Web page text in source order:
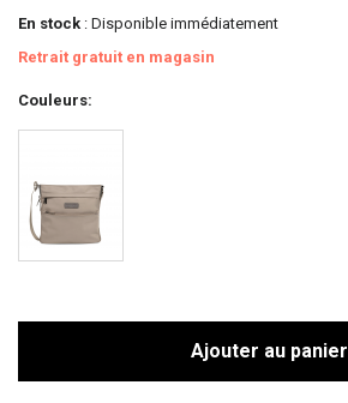
En stock : Disponible immédiatement
Retrait gratuit en magasin
Couleurs
Ajouter au panier